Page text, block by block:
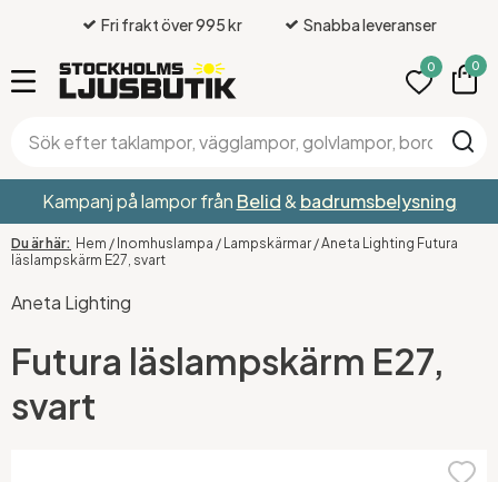
Fri frakt över 995 kr Snabba leveranser
0 0
Kampanj på lampor från Belid& badrumsbelysning
Hem / Inomhuslampa / Lampskärmar /Aneta Lighting Futura
läslampskärm E27, svart
Aneta Lighting
Futura läslampskärm E27,
svart